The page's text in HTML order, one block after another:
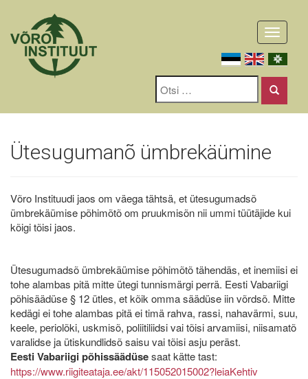
Toggle
Ütesugumanõ ümbrekäümine
Võro Instituudi jaos om väega tähtsä, et ütesugumadsõ
ümbrekäümise põhimõtõ om pruukmisõn nii ummi tüütäjide kui
kõigi tõisi jaos.
Ütesugumadsõ ümbrekäümise põhimõtõ tähendäs, et inemiisi ei
tohe alambas pitä mitte ütegi tunnismärgi perrä. Eesti Vabariigi
põhisäädüse § 12 ütles, et kõik omma säädüse iin võrdsõ. Mitte
kedägi ei tohe alambas pitä ei timä rahva, rassi, nahavärmi, suu,
keele, periolõki, uskmisõ, poliitiliidsi vai tõisi arvamiisi, niisamatõ
varalidse ja ütiskundlidsõ saisu vai tõisi asju peräst.
Eesti Vabariigi põhissäädüsesaat kätte tast:
https://www.riigiteataja.ee/akt/115052015002?leiaKehtiv